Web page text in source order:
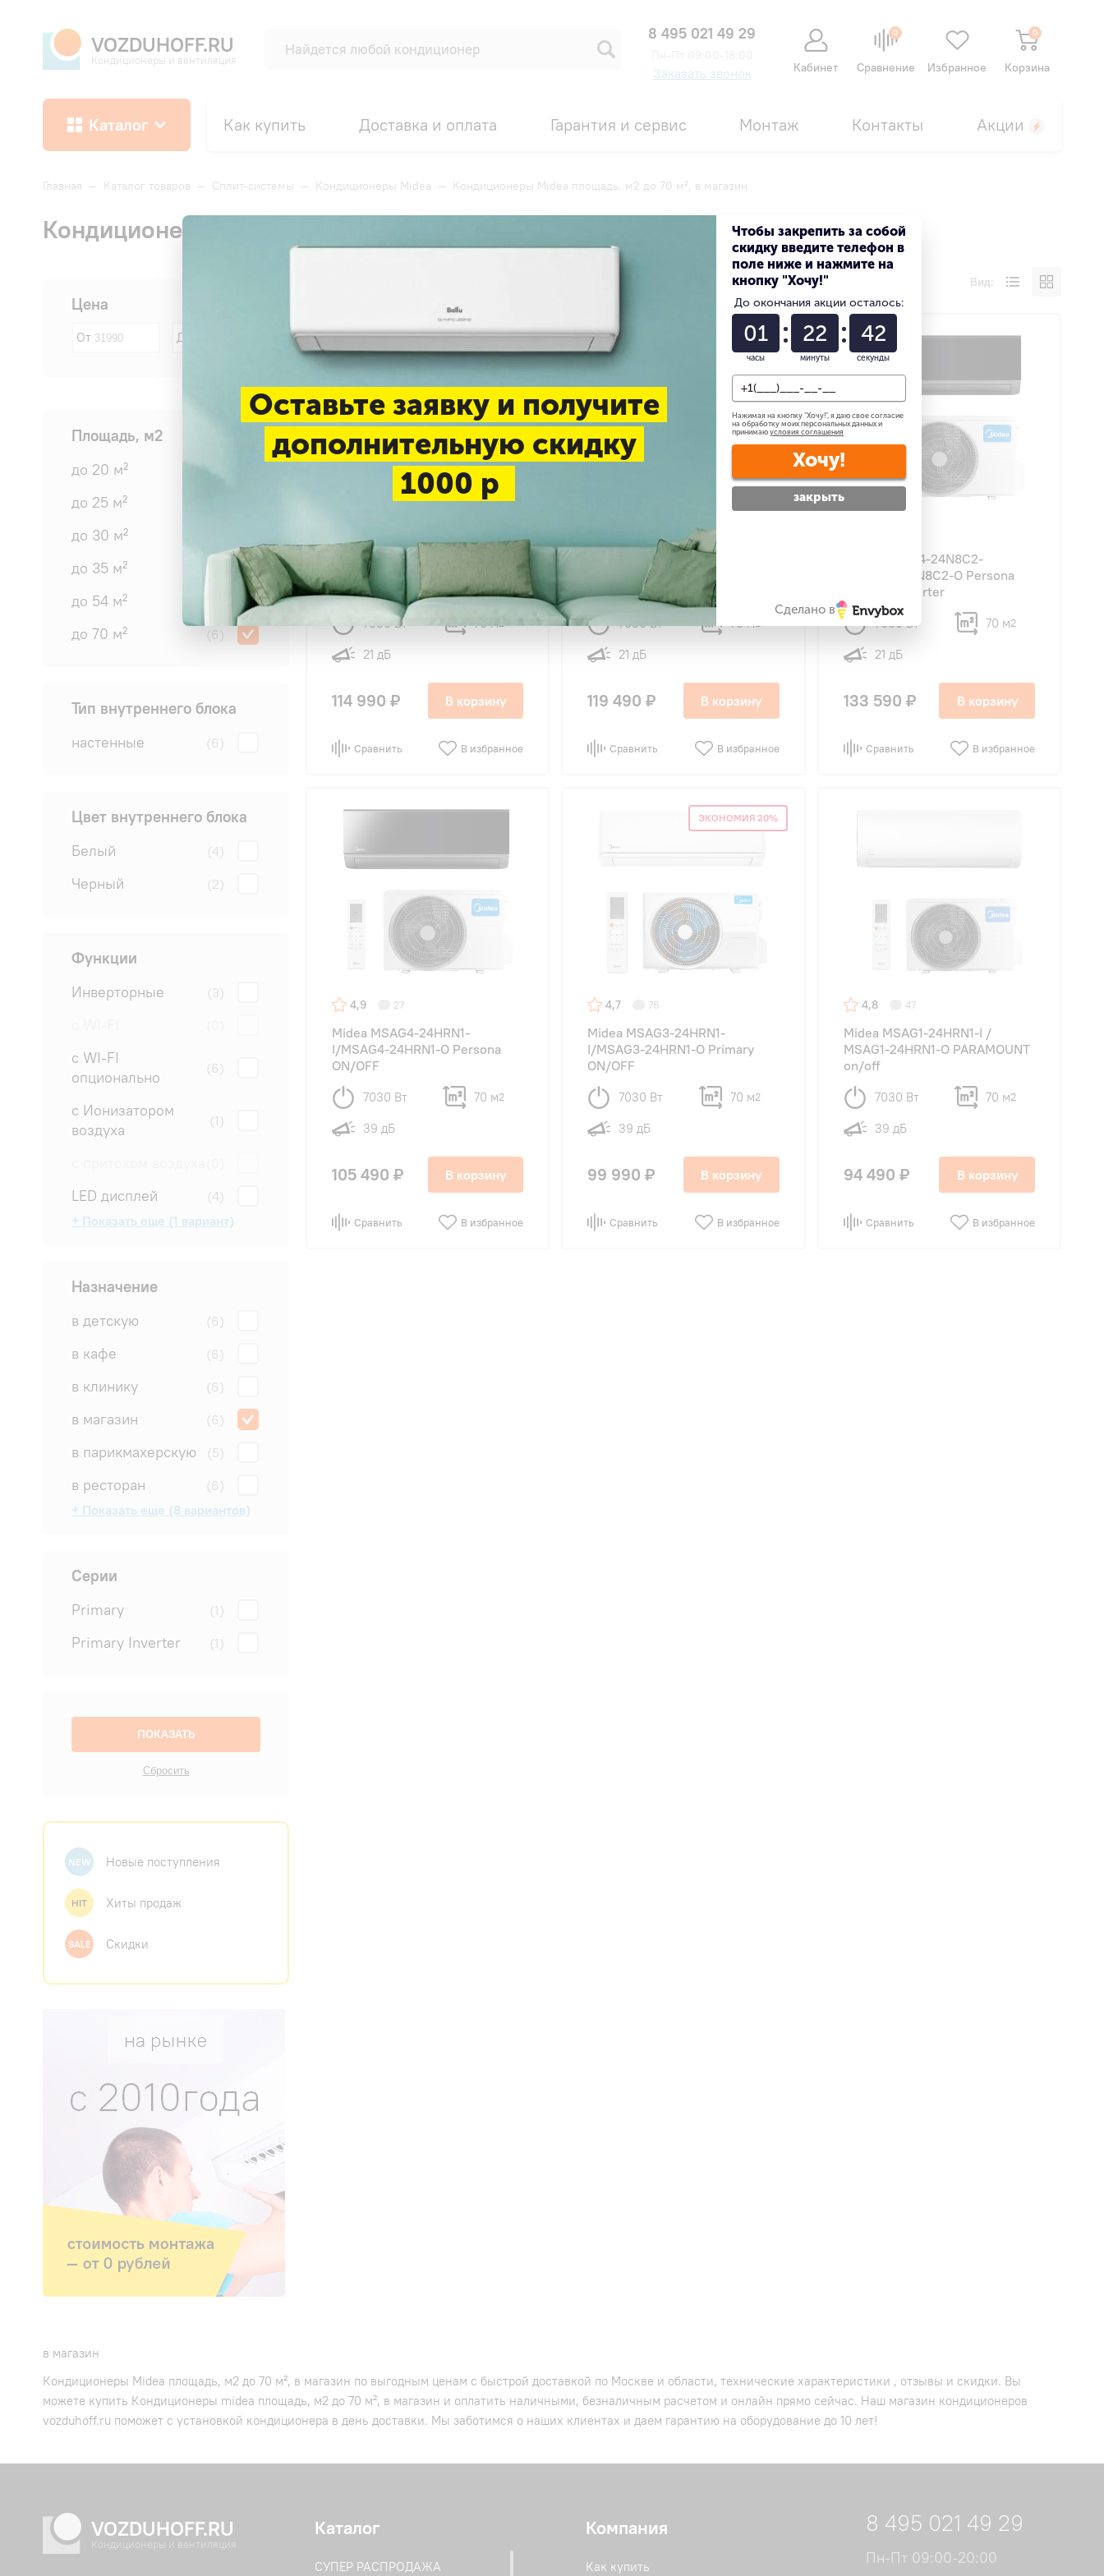
VOZDUHOFF.RU
Кондиционеры и вентиляция
8 495 021 49 29
Заказать звонок Кабинет
0
Сравнение Избранное
0
Корзина
Каталог Как купить Доставка и оплата Гарантия и сервис Монтаж Контакты Акции
Главная — Каталог товаров — Сплит-системы — Кондиционеры Midea — Кондиционеры Midea площадь, м2 до 70 м², в магазин
Кондиционеры Midea площадь, м2 до 70 м², в магазин
Цена
От До
Площадь, м2
до 20 м² (6)
до 25 м²
до 30 м²
до 35 м²
до 54 м²
до 70 м² (6)
Тип внутреннего блока
настенные (6)
Цвет внутреннего блока
Белый (4)
Черный (2)
Функции
Инверторные (3)
с WI-FI
опционально
(6)
с Ионизатором
воздуха
(1)
LED дисплей (4)
4D обдув (0)
+ Показать еще (1 вариант)
Назначение
в детскую (6)
в кафе (6)
в клинику (6)
в магазин (6)
в парикмахерскую (5)
в ресторан (6)
в салон (6)
в спальню (6)
в студию (6)
для квартиры (6)
для офиса (5)
на дачу (6)
на производство (6)
на склад (6)
+ Показать еще (8 вариантов)
Серии
Primary (1)
Primary Inverter (1)
NEW Новые поступления
HIT Хиты продаж
SALE Скидки
Вид:
Midea MSAG3-24N8D0-
I/MSAG3-24N8D0-O Primary
Inverter Full DC Inverter
7030 Вт 70 м2
21 дБ
114 990 ₽ В корзину
Сравнить В избранное
Midea MSAG1-24N8D0-
I/MSAG1-24N8D0-O Paramount
FULL DC INVERTER
7030 Вт 70 м2
21 дБ
119 490 ₽ В корзину
Сравнить В избранное
Midea MSAG4-24N8C2-
I/MSAG4-24N8C2-O Persona
FULL DC Inverter
7030 Вт 70 м2
21 дБ
133 590 ₽ В корзину
Сравнить В избранное
4,9 27
Midea MSAG4-24HRN1-
I/MSAG4-24HRN1-O Persona
ON/OFF
7030 Вт 70 м2
39 дБ
105 490 ₽ В корзину
Сравнить В избранное
ЭКОНОМИЯ 20%
4,7 76
Midea MSAG3-24HRN1-
I/MSAG3-24HRN1-O Primary
ON/OFF
7030 Вт 70 м2
39 дБ
99 990 ₽ В корзину
Сравнить В избранное
4,8 47
Midea MSAG1-24HRN1-I /
MSAG1-24HRN1-O PARAMOUNT
on/off
7030 Вт 70 м2
39 дБ
94 490 ₽ В корзину
Сравнить В избранное
в магазин
Кондиционеры Midea площадь, м2 до 70 м², в магазин по выгодным ценам с быстрой доставкой по Москве и области, технические характеристики , отзывы и скидки. Вы
можете купить Кондиционеры midea площадь, м2 до 70 м², в магазин и оплатить наличными, безналичным расчетом и онлайн прямо сейчас. Наш магазин кондиционеров
vozduhoff.ru поможет с установкой кондиционера в день доставки. Мы заботимся о наших клиентах и даем гарантию на оборудование до 10 лет!
VOZDUHOFF.RU
Кондиционеры и вентиляция
Каталог
СУПЕР РАСПРОДАЖА
Компания
Как купить
8 495 021 49 29
Пн-Пт 09:00-20:00
Оставьте заявку и получите
дополнительную скидку
1000 р
Чтобы закрепить за собой
скидку введите телефон в
поле ниже и нажмите на
кнопку "Хочу!"
До окончания акции осталось:
01
часы
22
минуты
42
секунды
Нажимая на кнопку "Хочу!", я даю свое согласие
на обработку моих персональных данных и
принимаю условия соглашения
Хочу!
закрыть
Сделано в